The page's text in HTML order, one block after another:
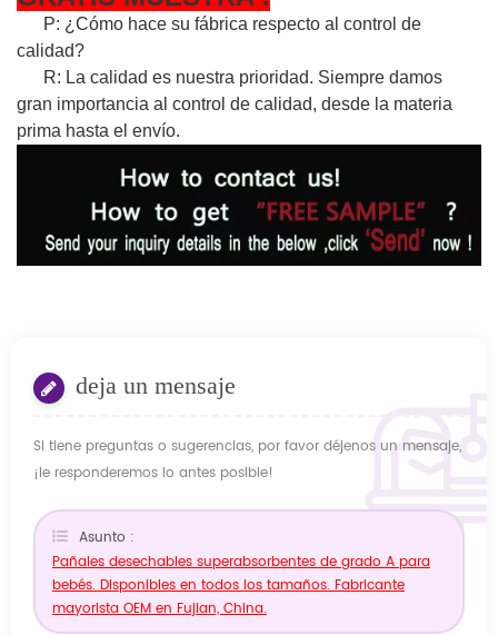
P: ¿Cómo hace su fábrica respecto al control de
calidad?
R: La calidad es nuestra prioridad. Siempre damos
gran importancia al control de calidad, desde la materia
prima hasta el envío.
deja un mensaje
Si tiene preguntas o sugerencias, por favor déjenos un mensaje,
¡le responderemos lo antes posible!
Asunto :
Pañales desechables superabsorbentes de grado A para
bebés. Disponibles en todos los tamaños. Fabricante
mayorista OEM en Fujian, China.